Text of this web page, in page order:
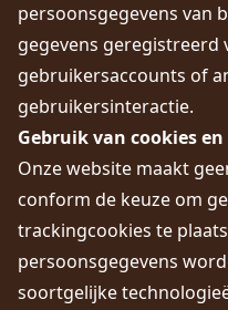
persoonsgegevens van
gegevens
gebruikersaccounts of
gebruikersinteractie.
Gebruik van cookies
Onze website maakt
conform de keuze om
trackingcookies te
persoonsgegevens
soortgelijke